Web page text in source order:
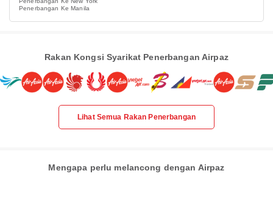
Penerbangan Ke Manila
Rakan Kongsi Syarikat Penerbangan Airpaz
Lihat Semua Rakan Penerbangan
Mengapa perlu melancong dengan Airpaz